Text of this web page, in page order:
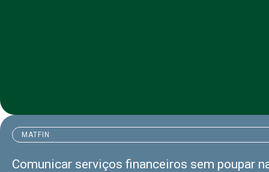
MATFIN
Comunicar serviços financeiros sem poupar